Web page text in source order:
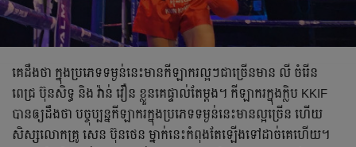
​គេ​ដឹង​ថា ក្នុង​ប្រភេទ​ទម្ងន់​នេះ​មាន​កីឡាករ​ល្អ​ៗ​ជា​ច្រើន​មាន លី ចំរើន ​
ពេជ្រ ប៊ុនសិទ្ធ និង វ៉ាន់​ វឿន ខ្លួន​គេ​ផ្ទាល់​តែ​ម្ដង។ កីឡាករ​ក្នុង​ក្លិប KKIF
បាន​ឲ្យ​ដឹង​​ថា បច្ចុប្បន្ន​កីឡាករ​ក្នុង​ប្រភេទ​ទម្ងន់​នេះ​មាន​ល្អ​ច្រើន ហើយ​​
សិស្ស​លោក​គ្រូ សេន​ ប៊ុន​ថេន ​ម្នាក់​នេះ​កំពុង​តែ​ឡើង​ទៅ​ដាច់​គេ​ហើយ។